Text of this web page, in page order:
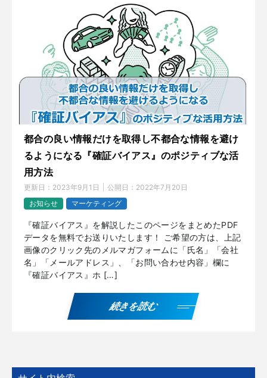
都合の良い情報だけを取得し不都合な情報を避け
るようになる『確証バイアス』のポジティブな活
用方法
更新日： 2023年9月1日 公開日： 2022年7月20日
お知らせ
マーケティング
『確証バイアス』を解説したこのページをまとめたPDF
データを無料でお送りいたします！ ご希望の方は、上記
画像のクリック先のメルマガフォームに「氏名」「会社
名」「メールアドレス」、「お問い合わせ内容」欄に
『確証バイアス』ホ […]
続きを読む